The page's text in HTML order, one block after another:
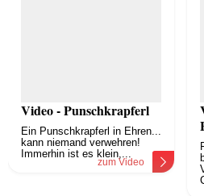
Video - Punschkrapferl
Ein Punschkrapferl in Ehren...
kann niemand verwehren!
Immerhin ist es klein,...
zum Video